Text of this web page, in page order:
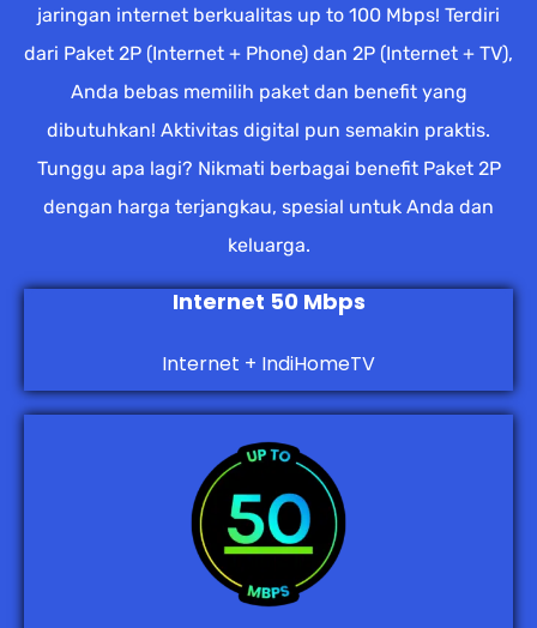
jaringan internet berkualitas up to 100 Mbps! Terdiri
dari Paket 2P (Internet + Phone) dan 2P (Internet + TV),
Anda bebas memilih paket dan benefit yang
dibutuhkan! Aktivitas digital pun semakin praktis.
Tunggu apa lagi? Nikmati berbagai benefit Paket 2P
dengan harga terjangkau, spesial untuk Anda dan
keluarga.
Internet 50 Mbps
Internet + IndiHomeTV